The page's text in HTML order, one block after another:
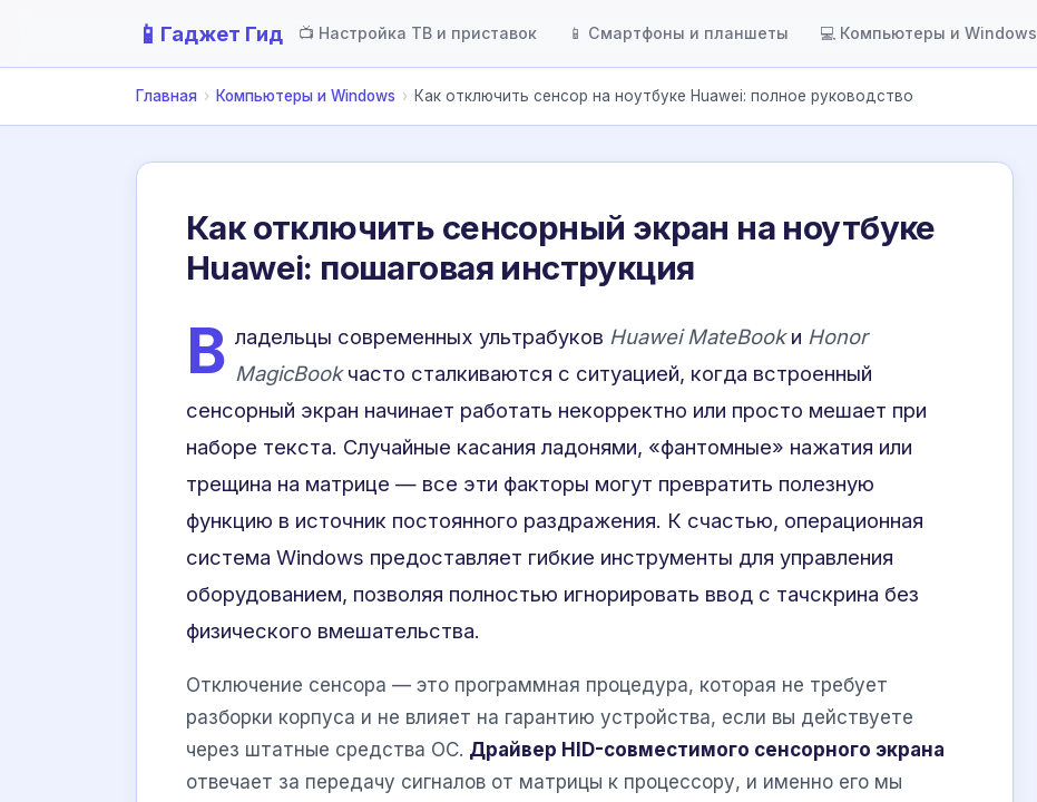
📱 Гаджет Гид 📺 Настройка ТВ и приставок 📱 Смартфоны и планшеты 💻 Компьютеры и Windows
Главная › Компьютеры и Windows › Как отключить сенсор на ноутбуке Huawei: полное руководство
Как отключить сенсорный экран на ноутбуке
Huawei: пошаговая инструкция
В ладельцы современных ультрабуков Huawei MateBookи Honor
MagicBookчасто сталкиваются с ситуацией, когда встроенный
сенсорный экран начинает работать некорректно или просто мешает при
наборе текста. Случайные касания ладонями, «фантомные» нажатия или
трещина на матрице — все эти факторы могут превратить полезную
функцию в источник постоянного раздражения. К счастью, операционная
система Windows предоставляет гибкие инструменты для управления
оборудованием, позволяя полностью игнорировать ввод с тачскрина без
физического вмешательства.
Отключение сенсора — это программная процедура, которая не требует
разборки корпуса и не влияет на гарантию устройства, если вы действуете
через штатные средства ОС. Драйвер HID-совместимого сенсорного экрана
отвечает за передачу сигналов от матрицы к процессору, и именно его мы